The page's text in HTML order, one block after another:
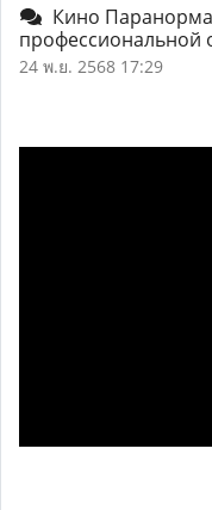
Кино
профессиональной
24 พ.ย. 2568 17:29